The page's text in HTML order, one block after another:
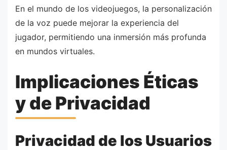
En el mundo de los videojuegos, la personalización
de la voz puede mejorar la experiencia del
jugador, permitiendo una inmersión más profunda
en mundos virtuales.
Implicaciones Éticas
y de Privacidad
Privacidad de los Usuarios